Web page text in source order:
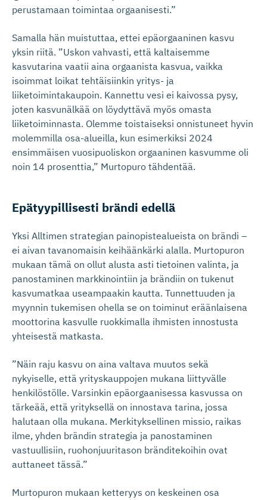
perustamaan toimintaa orgaanisesti.”
Samalla hän muistuttaa, ettei epäorgaaninen kasvu
yksin riitä. ”Uskon vahvasti, että kaltaisemme
kasvutarina vaatii aina orgaanista kasvua, vaikka
isoimmat loikat tehtäisiinkin yritys- ja
liiketoimintakaupoin. Kannettu vesi ei kaivossa pysy,
joten kasvunälkää on löydyttävä myös omasta
liiketoiminnasta. Olemme toistaiseksi onnistuneet hyvin
molemmilla osa-alueilla, kun esimerkiksi 2024
ensimmäisen vuosipuoliskon orgaaninen kasvumme oli
noin 14 prosenttia,” Murtopuro tähdentää.
Epätyypil­lisesti brändi edellä
Yksi Alltimen strategian painopistealueista on brändi –
ei aivan tavanomaisin keihäänkärki alalla. Murtopuron
mukaan tämä on ollut alusta asti tietoinen valinta, ja
panostaminen markkinointiin ja brändiin on tukenut
kasvumatkaa useampaakin kautta. Tunnettuuden ja
myynnin tukemisen ohella se on toiminut eräänlaisena
moottorina kasvulle ruokkimalla ihmisten innostusta
yhteisestä matkasta.
”Näin raju kasvu on aina valtava muutos sekä
nykyiselle, että yrityskauppojen mukana liittyvälle
henkilöstölle. Varsinkin epäorgaanisessa kasvussa on
tärkeää, että yrityksellä on innostava tarina, jossa
halutaan olla mukana. Merkityksellinen missio, raikas
ilme, yhden brändin strategia ja panostaminen
vastuullisiin, ruohonjuuritason bränditekoihin ovat
auttaneet tässä.”
Murtopuron mukaan ketteryys on keskeinen osa